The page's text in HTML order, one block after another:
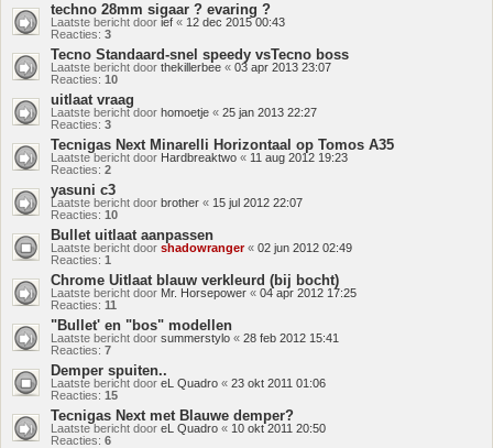
techno 28mm sigaar ? evaring ?
Laatste bericht door ief « 12 dec 2015 00:43
Reacties: 3
Tecno Standaard-snel speedy vsTecno boss
Laatste bericht door thekillerbee « 03 apr 2013 23:07
Reacties: 10
uitlaat vraag
Laatste bericht door homoetje « 25 jan 2013 22:27
Reacties: 3
Tecnigas Next Minarelli Horizontaal op Tomos A35
Laatste bericht door Hardbreaktwo « 11 aug 2012 19:23
Reacties: 2
yasuni c3
Laatste bericht door brother « 15 jul 2012 22:07
Reacties: 10
Bullet uitlaat aanpassen
Laatste bericht door shadowranger« 02 jun 2012 02:49
Reacties: 1
Chrome Uitlaat blauw verkleurd (bij bocht)
Laatste bericht door Mr. Horsepower « 04 apr 2012 17:25
Reacties: 11
"Bullet' en "bos" modellen
Laatste bericht door summerstylo « 28 feb 2012 15:41
Reacties: 7
Demper spuiten..
Laatste bericht door eL Quadro « 23 okt 2011 01:06
Reacties: 15
Tecnigas Next met Blauwe demper?
Laatste bericht door eL Quadro « 10 okt 2011 20:50
Reacties: 6